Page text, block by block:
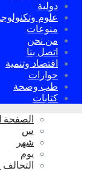
دولية
علوم
منوعات
من نحن
اتصل بنا
اقتصاد وتنمية
حوارات
طب وصحة
كتابات
الصفحة
س
شهر
يوم